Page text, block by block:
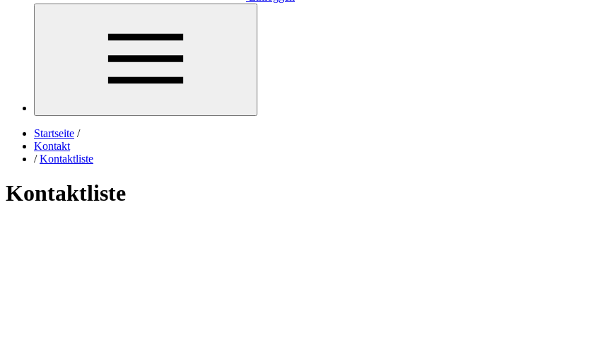
Startseite /
Kontakt
/ Kontaktliste
Kontaktliste